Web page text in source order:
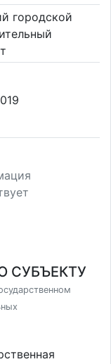
городской
СУБЪЕКТУ